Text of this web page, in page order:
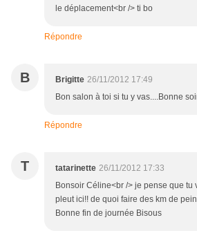
le déplacement<br /> ti bo
Répondre
B Brigitte 26/11/2012 17:49
Bon salon à toi si tu y vas....Bonne
Répondre
T tatarinette 26/11/2012 17:33
Bonsoir Céline<br /> je pense que tu
pleut ici!! de quoi faire des km de
Bonne fin de journée Bisous